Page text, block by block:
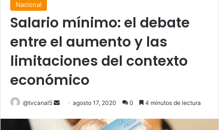
Nacional
Salario mínimo: el debate
entre el aumento y las
limitaciones del contexto
económico
@tvcanal5
Send
email
agosto 17, 2020 0 4 minutos de lectura